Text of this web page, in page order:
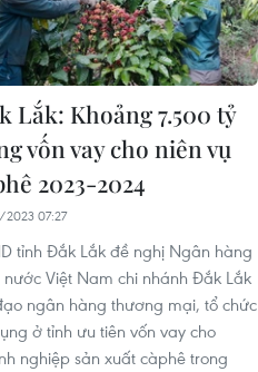
Lắk: Khoảng 7.500 tỷ
vốn vay cho niên vụ
2023-2024
2023 07:27
tỉnh Đắk Lắk đề nghị Ngân hàng
nước Việt Nam chi nhánh Đắk Lắk
ngân hàng thương mại, tổ chức
ở tỉnh ưu tiên vốn vay cho
nghiệp sản xuất càphê trong